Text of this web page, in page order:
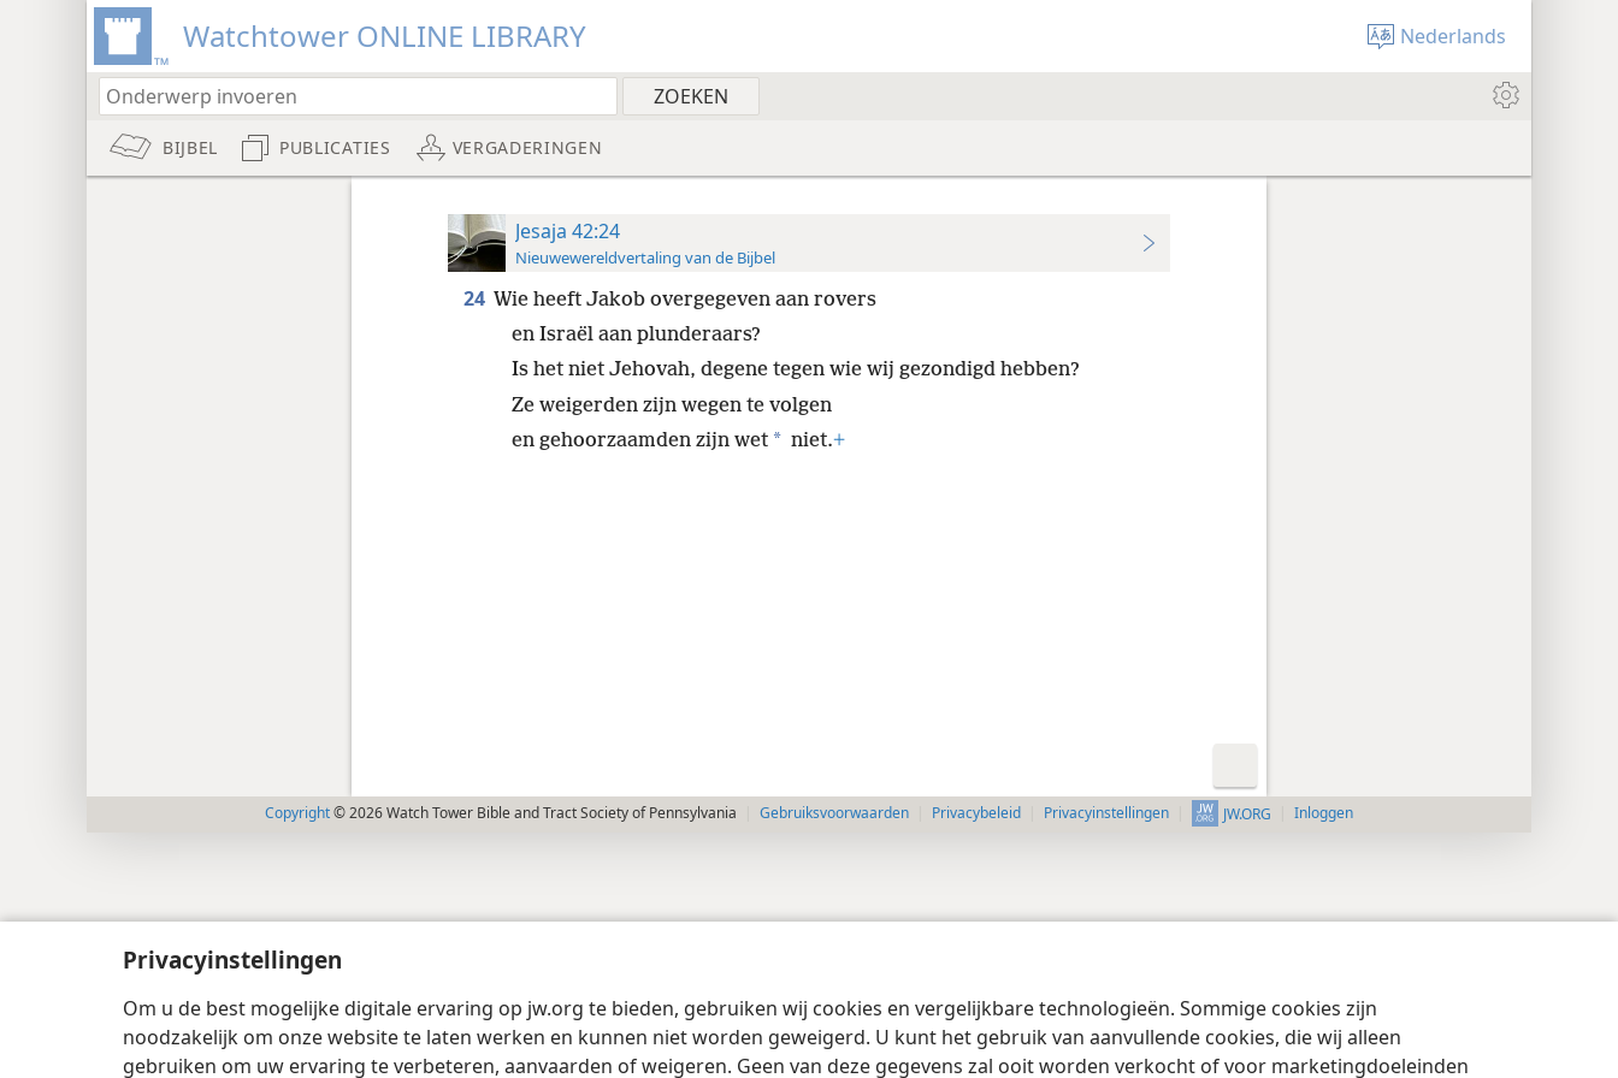
Privacyinstellingen
Om u de best mogelijke digitale ervaring op jw.org te bieden, gebruiken wij cookies en vergelijkbare technologieën. Sommige cookies zijn
noodzakelijk om onze website te laten werken en kunnen niet worden geweigerd. U kunt het gebruik van aanvullende cookies, die wij alleen
gebruiken om uw ervaring te verbeteren, aanvaarden of weigeren. Geen van deze gegevens zal ooit worden verkocht of voor marketingdoeleinden
Watchtower ONLINE LIBRARY Nederlands
BIJBEL PUBLICATIES VERGADERINGEN
Jesaja 42:24
Nieuwewereldvertaling van de Bijbel
24 Wie heeft Jakob overgegeven aan rovers
en Israël aan plunderaars?
Is het niet Jehovah, degene tegen wie wij gezondigd hebben?
Ze weigerden zijn wegen te volgen
en gehoorzaamden zijn wet * niet.+
Copyright© 2026 Watch Tower Bible and Tract Society of Pennsylvania Gebruiksvoorwaarden Privacybeleid Privacyinstellingen JW.ORG Inloggen